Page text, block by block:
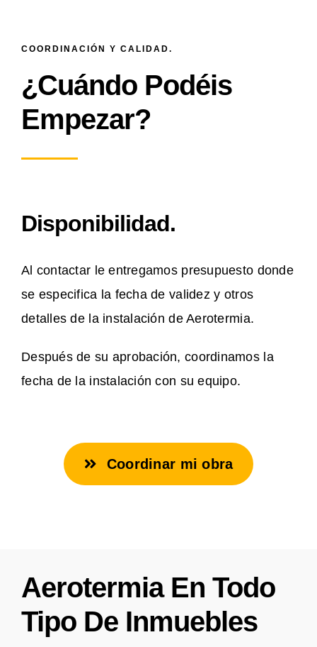
COORDINACIÓN Y CALIDAD.
¿Cuándo Podéis
Empezar?
Disponibilidad.
Al contactar le entregamos presupuesto donde
se especifica la fecha de validez y otros
detalles de la instalación de Aerotermia.
Después de su aprobación, coordinamos la
fecha de la instalación con su equipo.
Coordinar mi obra
Aerotermia En Todo
Tipo De Inmuebles